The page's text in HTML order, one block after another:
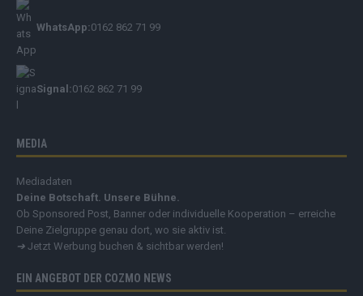
WhatsApp:0162 862 71 99
Signal:0162 862 71 99
MEDIA
Mediadaten
Deine Botschaft. Unsere Bühne.
Ob Sponsored Post, Banner oder individuelle Kooperation – erreiche
Deine Zielgruppe genau dort, wo sie aktiv ist.
➔ Jetzt Werbung buchen & sichtbar werden!
EIN ANGEBOT DER COZMO NEWS